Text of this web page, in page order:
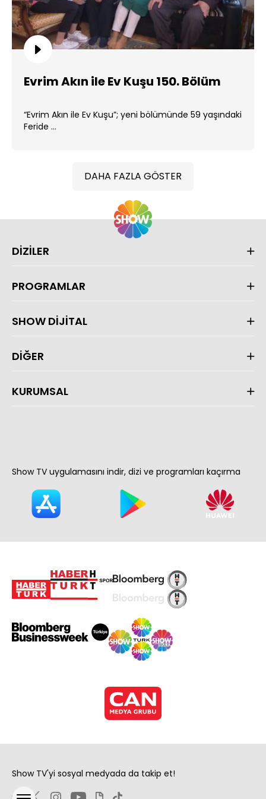
Evrim Akın ile Ev Kuşu 150. Bölüm
“Evrim Akın ile Ev Kuşu”; yeni bölümünde 59 yaşındaki
Feride ...
DAHA FAZLA GÖSTER
DİZİLER
PROGRAMLAR
SHOW DİJİTAL
DİĞER
KURUMSAL
Show TV uygulamasını indir, dizi ve programları kaçırma
Show TV'yi sosyal medyada da takip et!